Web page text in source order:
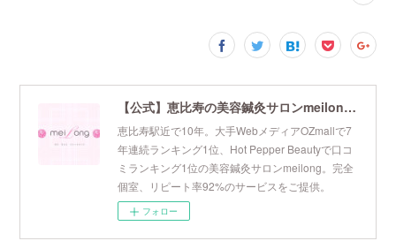
【公式】恵比寿の美容鍼灸サロンmeilong｜ツボを押さえた針・お灸の治療で美容と健康を叶えます
恵比寿駅近で10年。大手WebメディアOZmallで7
年連続ランキング1位、Hot Pepper Beautyで口コ
ミランキング1位の美容鍼灸サロンmeilong。完全
個室、リピート率92%のサービスをご提供。
フォロー